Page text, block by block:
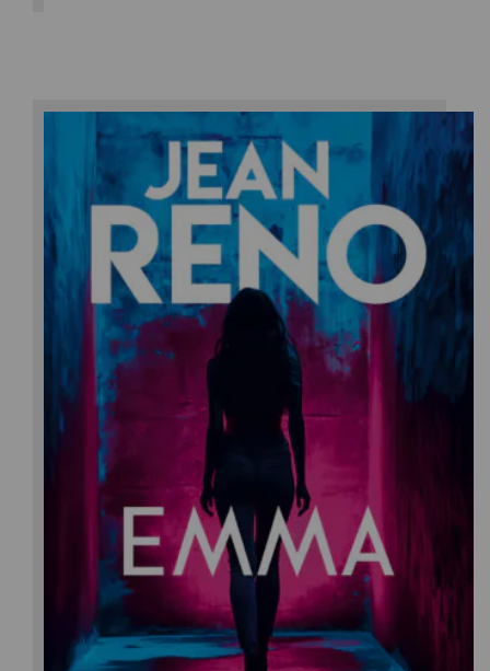
Jean Reno